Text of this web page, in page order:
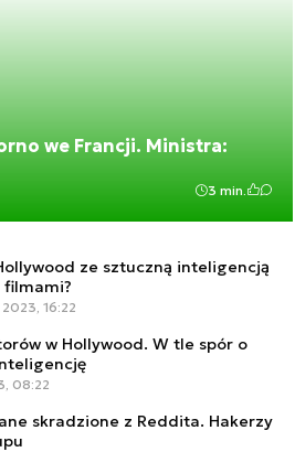
we Francji. Ministra:
3 min.
ze sztuczną inteligencją
filmami?
16:22
w Hollywood. W tle spór o
08:22
skradzione z Reddita. Hakerzy